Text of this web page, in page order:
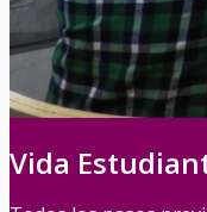
Vida